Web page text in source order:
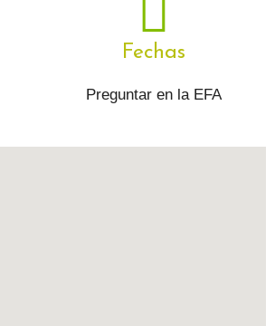
Fechas
Preguntar en la EFA